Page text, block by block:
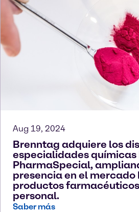
Aug 19, 2024
Brenntag adquiere los
especialidades químicas
PharmaSpecial,
presencia en el mercado
productos
personal.
Saber más